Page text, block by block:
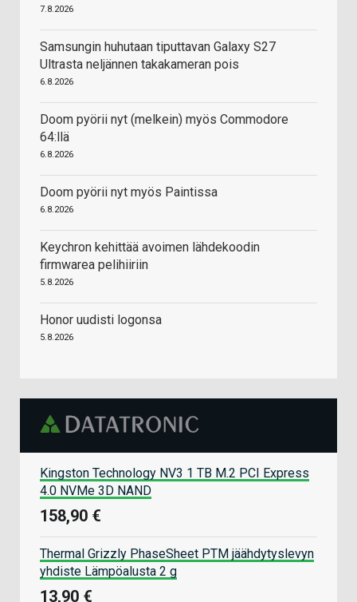
7.8.2026
Samsungin huhutaan tiputtavan Galaxy S27
Ultrasta neljännen takakameran pois
6.8.2026
Doom pyörii nyt (melkein) myös Commodore
64:llä
6.8.2026
Doom pyörii nyt myös Paintissa
6.8.2026
Keychron kehittää avoimen lähdekoodin
firmwarea pelihiiriin
5.8.2026
Honor uudisti logonsa
5.8.2026
Kingston Technology NV3 1 TB M.2 PCI Express
4.0 NVMe 3D NAND
158,90 €
Thermal Grizzly PhaseSheet PTM jäähdytyslevyn
yhdiste Lämpöalusta 2 g
13,90 €